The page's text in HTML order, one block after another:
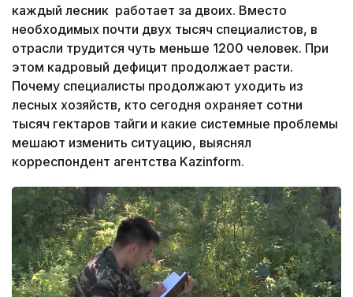
каждый лесник работает за двоих. Вместо
необходимых почти двух тысяч специалистов, в
отрасли трудится чуть меньше 1200 человек. При
этом кадровый дефицит продолжает расти.
Почему специалисты продолжают уходить из
лесных хозяйств, кто сегодня охраняет сотни
тысяч гектаров тайги и какие системные проблемы
мешают изменить ситуацию, выяснял
корреспондент агентства Kazinform.